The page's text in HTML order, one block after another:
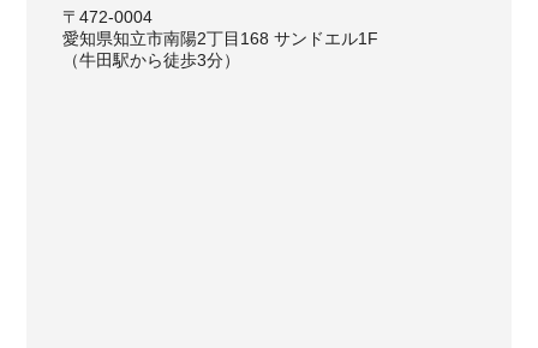
〒472-0004
愛知県知立市南陽2丁目168 サンドエル1F
（牛田駅から徒歩3分）